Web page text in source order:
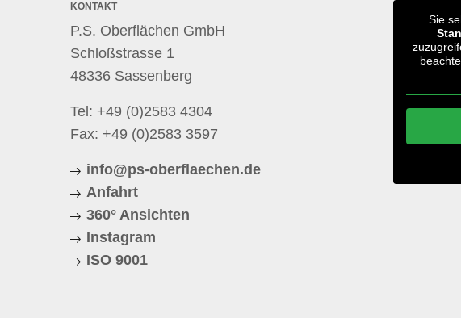
KONTAKT
P.S. Oberflächen GmbH
Schloßstrasse 1
48336 Sassenberg
Tel: +49 (0)2583 4304
Fax: +49 (0)2583 3597
info@ps-oberflaechen.de
Anfahrt
360° Ansichten
Instagram
ISO 9001
Sie